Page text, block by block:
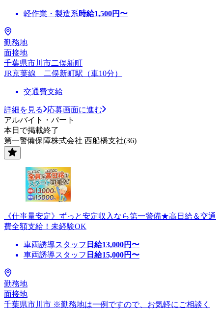
軽作業・製造系時給1,500円〜
勤務地
面接地
千葉県市川市二俣新町
JR京葉線 二俣新町駅（車10分）
交通費支給
詳細を見る
応募画面に進む
アルバイト・パート
本日で掲載終了
第一警備保障株式会社 西船橋支社(36)
《仕事量安定》ずっと安定収入なら第一警備★高日給＆交通
費全額支給！未経験OK
車両誘導スタッフ 日給13,000円〜
車両誘導スタッフ 日給15,000円〜
勤務地
面接地
千葉県市川市 ※勤務地は一例ですので、お気軽にご相談く